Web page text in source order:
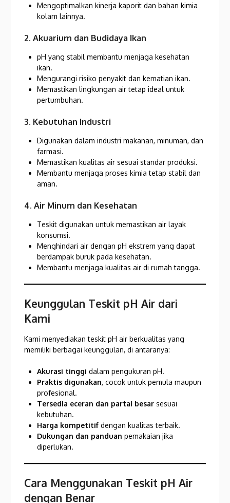
Mengoptimalkan kinerja kaporit dan bahan kimia
kolam lainnya.
2. Akuarium dan Budidaya Ikan
pH yang stabil membantu menjaga kesehatan
ikan.
Mengurangi risiko penyakit dan kematian ikan.
Memastikan lingkungan air tetap ideal untuk
pertumbuhan.
3. Kebutuhan Industri
Digunakan dalam industri makanan, minuman, dan
farmasi.
Memastikan kualitas air sesuai standar produksi.
Membantu menjaga proses kimia tetap stabil dan
aman.
4. Air Minum dan Kesehatan
Teskit digunakan untuk memastikan air layak
konsumsi.
Menghindari air dengan pH ekstrem yang dapat
berdampak buruk pada kesehatan.
Membantu menjaga kualitas air di rumah tangga.
Keunggulan Teskit pH Air dari
Kami
Kami menyediakan teskit pH air berkualitas yang
memiliki berbagai keunggulan, di antaranya:
Akurasi tinggi dalam pengukuran pH.
Praktis digunakan, cocok untuk pemula maupun
profesional.
Tersedia eceran dan partai besar sesuai
kebutuhan.
Harga kompetitif dengan kualitas terbaik.
Dukungan dan panduan pemakaian jika
diperlukan.
Cara Menggunakan Teskit pH Air
dengan Benar